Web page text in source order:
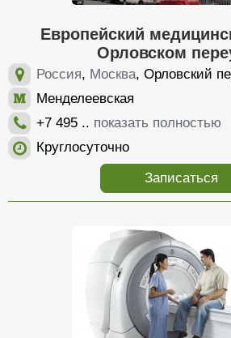
Европейский
Орловском
Россия, Москва, Орловский
Менделеевская
+7 495 .. показать полностью
Круглосуточно
Записаться